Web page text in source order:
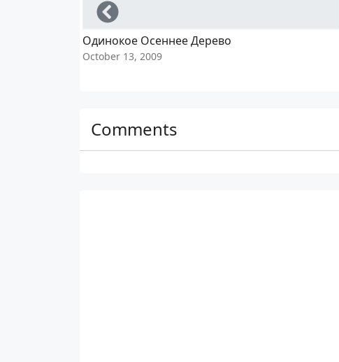
Одинокое Осеннее Дерево
October 13, 2009
Left
Comments